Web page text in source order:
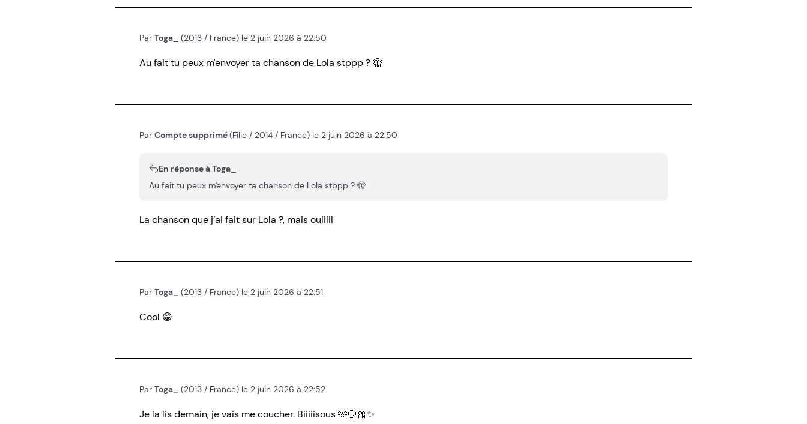
Par Toga_ (2013 / France) le 2 juin 2026 à 22:50
Au fait tu peux m'envoyer ta chanson de Lola stppp ? 🫣
Par Compte supprimé(Fille / 2014 / France) le 2 juin 2026 à 22:50
En réponse à Toga_
Au fait tu peux m'envoyer ta chanson de Lola stppp ? 🫣
La chanson que j’ai fait sur Lola ?, mais ouiiiii
Par Toga_ (2013 / France) le 2 juin 2026 à 22:51
Cool 😁
Par Toga_ (2013 / France) le 2 juin 2026 à 22:52
Je la lis demain, je vais me coucher. Biiiiisous 🫶🏻🎀✨